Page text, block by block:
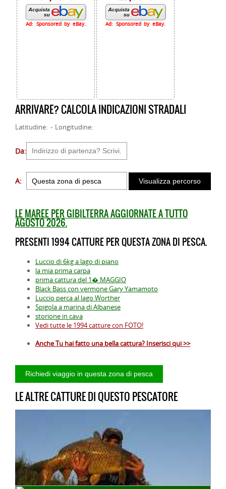
Ad: Sponsored by eBay. Ad: Sponsored by eBay.
ARRIVARE? CALCOLA INDICAZIONI STRADALI
Latitudine: - Longitudine:
Da:
A:
LE MAREE PER GIBILTERRA AGGIORNATE A TUTTO
AGOSTO 2026.
PRESENTI 1994 CATTURE PER QUESTA ZONA DI PESCA.
Luccio di 6kg a lago di piano
la mia prima carpa
prima cattura del 1� MAGGIO
Black Bass con vermone Gary Yamamoto
Luccio perca al lago Worther
Spigola a marina di Albanese
storione in cava
Vedi tutte le 1994 catture con FOTO!
Anche Tu hai fatto una bella cattura? Inserisci qui >>
LE ALTRE CATTURE DI QUESTO PESCATORE